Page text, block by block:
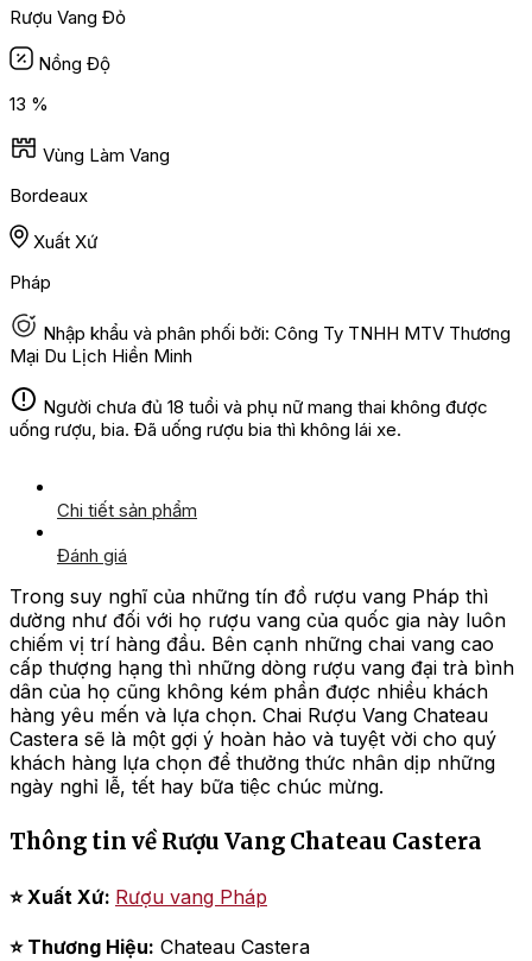
Rượu Vang Đỏ
Nồng Độ
13 %
Vùng Làm Vang
Bordeaux
Xuất Xứ
Pháp
Nhập khẩu và phân phối bởi: Công Ty TNHH MTV Thương
Mại Du Lịch Hiền Minh
Người chưa đủ 18 tuổi và phụ nữ mang thai không được
uống rượu, bia. Đã uống rượu bia thì không lái xe.
Chi tiết sản phẩm
Đánh giá
Trong suy nghĩ của những tín đồ rượu vang Pháp thì
dường như đối với họ rượu vang của quốc gia này luôn
chiếm vị trí hàng đầu. Bên cạnh những chai vang cao
cấp thượng hạng thì những dòng rượu vang đại trà bình
dân của họ cũng không kém phần được nhiều khách
hàng yêu mến và lựa chọn. Chai Rượu Vang Chateau
Castera sẽ là một gợi ý hoàn hảo và tuyệt vời cho quý
khách hàng lựa chọn để thưởng thức nhân dịp những
ngày nghỉ lễ, tết hay bữa tiệc chúc mừng.
Thông tin về Rượu Vang Chateau Castera
⭐ Xuất Xứ: Rượu vang Pháp
⭐ Thương Hiệu: Chateau Castera